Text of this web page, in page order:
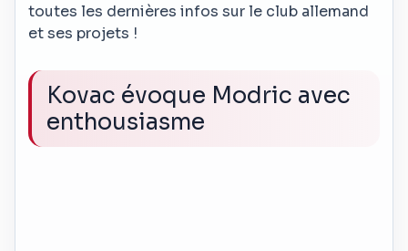
toutes les dernières infos sur le club allemand
et ses projets !
Kovac évoque Modric avec
enthousiasme